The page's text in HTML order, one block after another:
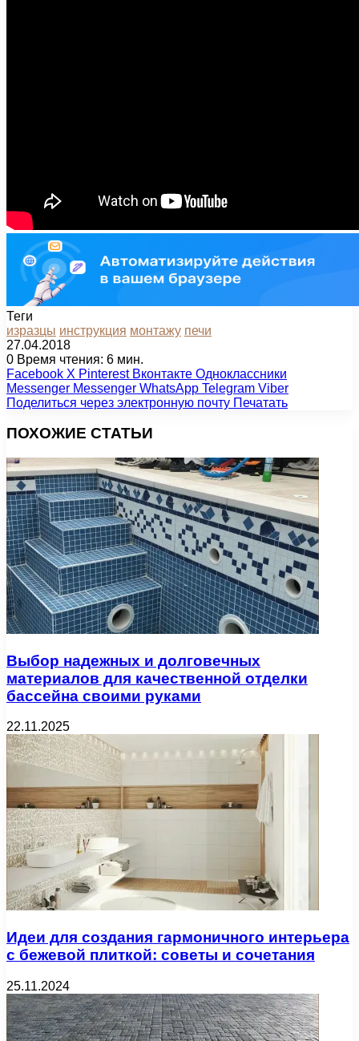
Теги
изразцы инструкция монтажу печи
27.04.2018
0 Время чтения: 6 мин.
Facebook X Pinterest Вконтакте Одноклассники
Messenger Messenger WhatsApp Telegram Viber
Поделиться через электронную почту Печатать
ПОХОЖИЕ СТАТЬИ
Выбор надежных и долговечных
материалов для качественной отделки
бассейна своими руками
22.11.2025
Идеи для создания гармоничного интерьера
с бежевой плиткой: советы и сочетания
25.11.2024